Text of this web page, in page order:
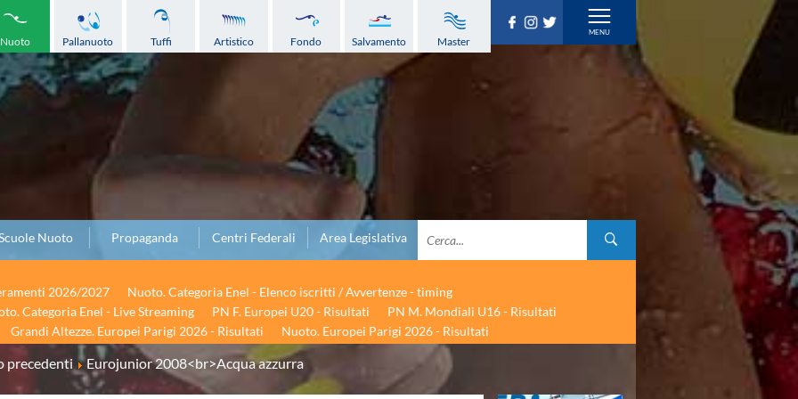
Nuoto Pallanuoto Tuffi Artistico Fondo Salvamento Master
Nuoto Propaganda Centri Federali Area Legislativa
2026/2027
Nuoto. Categoria Enel - Elenco iscritti / Avvertenze - timing
Categoria Enel - Live Streaming PN F. Europei U20 - Risultati
PN M. Mondiali U16 - Risultati
Grandi Altezze. Europei Parigi 2026 - Risultati Nuoto. Europei Parigi 2026 - Risultati
precedenti Eurojunior 2008<br>Acqua azzurra